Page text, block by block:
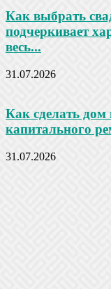
Как выбрать
подчеркивает
весь...
31.07.2026
Как сделать дом
капитального
31.07.2026